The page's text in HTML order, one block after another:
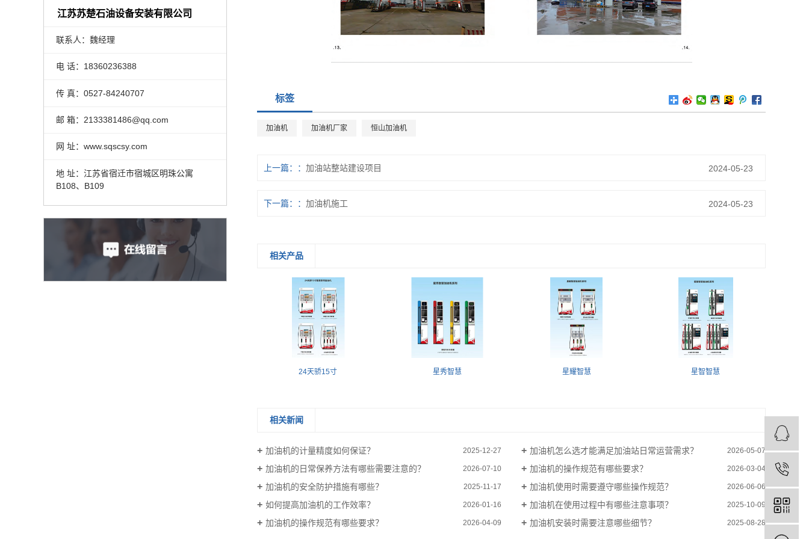
江苏苏楚石油设备安装有限公司
联系人：魏经理
电 话：18360236388
传 真：0527-84240707
邮 箱：2133381486@qq.com
网 址：www.sqscsy.com
地 址：江苏省宿迁市宿城区明珠公寓
B108、B109
标签
加油机 加油机厂家 恒山加油机
上一篇： 加油站整站建设项目 2024-05-23
下一篇： 加油机施工 2024-05-23
相关产品
24天骄15寸 星秀智慧 星耀智慧 星智智慧
相关新闻
加油机的计量精度如何保证？ 2025-12-27 加油机怎么选才能满足加油站日常运营需求？ 2026-05-07
加油机的日常保养方法有哪些需要注意的？ 2026-07-10 加油机的操作规范有哪些要求？ 2026-03-04
加油机的安全防护措施有哪些？ 2025-11-17 加油机使用时需要遵守哪些操作规范？ 2026-06-06
如何提高加油机的工作效率？ 2026-01-16 加油机在使用过程中有哪些注意事项？ 2025-10-09
加油机的操作规范有哪些要求？ 2026-04-09 加油机安装时需要注意哪些细节？ 2025-08-28